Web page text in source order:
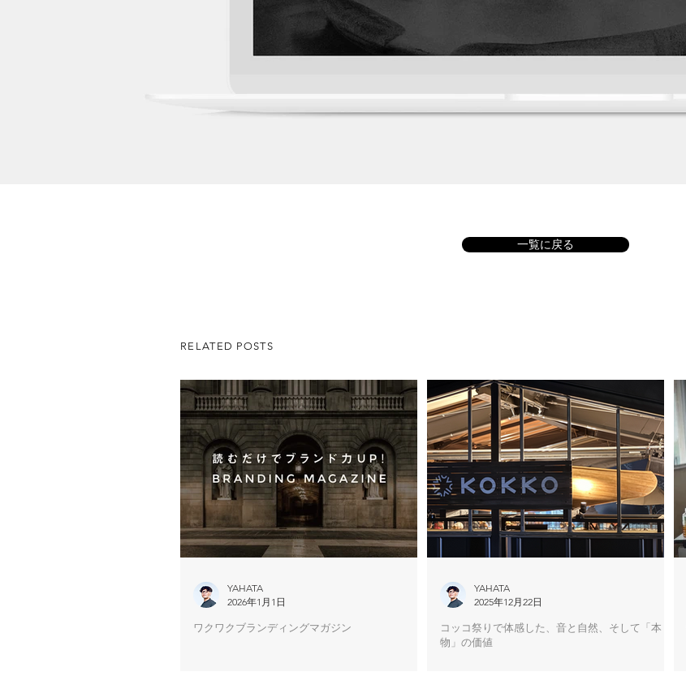
一覧に戻る
RELATED POSTS
ワクワクブランディングマガジン
YAHATA
2026年1月1日
コッコ祭りで体感した、音と自然、そして「本
物」の価値
YAHATA
2025年12月22日